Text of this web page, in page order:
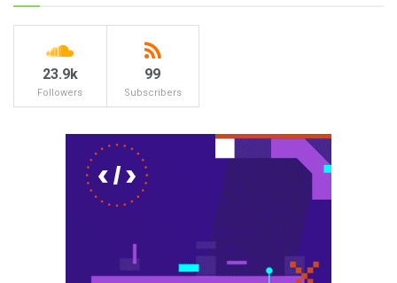
23.9k
Followers
99
Subscribers